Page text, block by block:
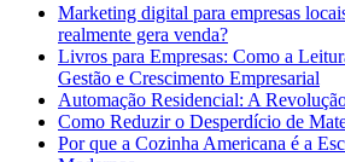
Marketing digital para empresas
realmente gera venda?
Livros para Empresas: Como a
Gestão e Crescimento Empresarial
Automação Residencial: A
Como Reduzir o Desperdício de
Por que a Cozinha Americana é a